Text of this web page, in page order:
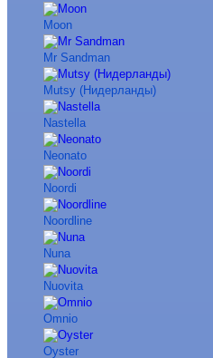
Moon
Mr Sandman
Mutsy (Нидерланды)
Nastella
Neonato
Noordi
Noordline
Nuna
Nuovita
Omnio
Oyster